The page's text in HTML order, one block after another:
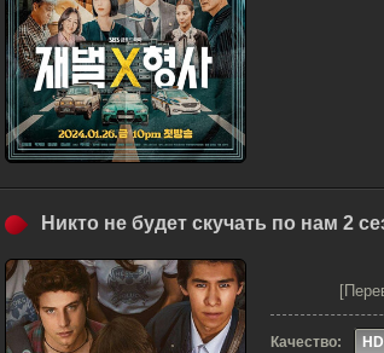
Никто не будет скучать по нам 2
Качество:
HD